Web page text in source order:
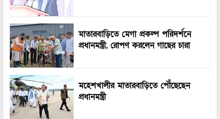
মাতারবাড়িতে মেগা প্রকল্প পরিদর্শনে
প্রধানমন্ত্রী, রোপণ করলেন গাছের চারা
মহেশখালীর মাতারবাড়িতে পৌঁছেছেন
প্রধানমন্ত্রী